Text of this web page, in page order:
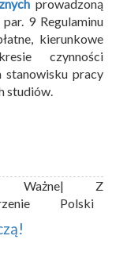
prowadzoną
9 Regulaminu
kierunkowe
czynności
stanowisku pracy
studiów.
| Z
Polski